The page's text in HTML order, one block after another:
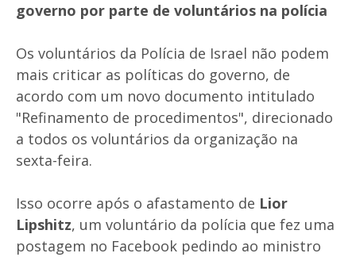
governo por parte de voluntários na polícia
Os voluntários da Polícia de Israel não podem
mais criticar as políticas do governo, de
acordo com um novo documento intitulado
"Refinamento de procedimentos", direcionado
a todos os voluntários da organização na
sexta-feira.
Isso ocorre após o afastamento de Lior
Lipshitz, um voluntário da polícia que fez uma
postagem no Facebook pedindo ao ministro